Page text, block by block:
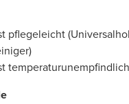
pflegeleicht
temperaturunempfindlich